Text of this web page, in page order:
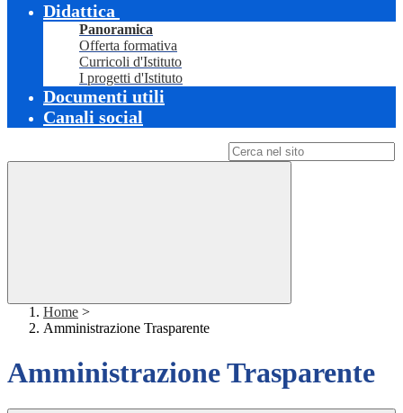
Didattica
Panoramica
Offerta formativa
Curricoli d'Istituto
I progetti d'Istituto
Documenti utili
Canali social
Home >
Amministrazione Trasparente
Amministrazione Trasparente